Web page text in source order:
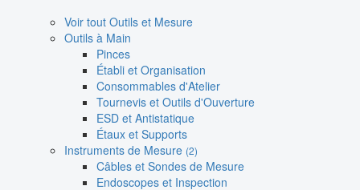
Voir tout Outils et Mesure
Outils à Main
Pinces
Établi et Organisation
Consommables d'Atelier
Tournevis et Outils d'Ouverture
ESD et Antistatique
Étaux et Supports
Instruments de Mesure (2)
Câbles et Sondes de Mesure
Endoscopes et Inspection